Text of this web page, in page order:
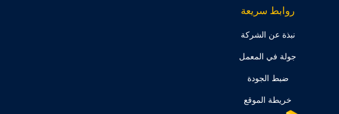
روابط سريعة
نبذة عن الشركة
جولة في المعمل
ضبط الجودة
خريطة الموقع